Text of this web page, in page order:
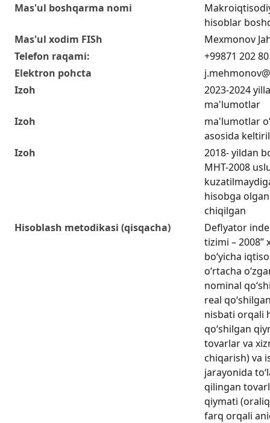
Mas'ul boshqarma nomi
hisoblar
Mas'ul xodim FISh
Mexmonov
Telefon raqami:
+99871 202
Elektron pohcta
Izoh
2023-2024
ma'lumotlar
Izoh
ma'lumotlar
asosida
Izoh
2018- yildan
MHT-2008
hisobga
chiqilgan
Hisoblash metodikasi (qisqacha)
Deflyator
tizimi –
bo‘yicha
o‘rtacha
nominal
real
nisbati orqali
qo‘shilgan
tovarlar va
chiqarish) va
jarayonida
qilingan
qiymati
farq orqali